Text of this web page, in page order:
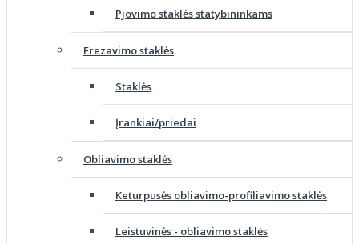
Pjovimo staklės statybininkams
Frezavimo staklės
Staklės
Įrankiai/priedai
Obliavimo staklės
Keturpusės obliavimo-profiliavimo staklės
Leistuvinės - obliavimo staklės